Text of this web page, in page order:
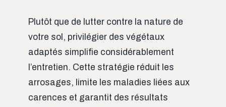
Plutôt que de lutter contre la nature de
votre sol, privilégier des végétaux
adaptés simplifie considérablement
l’entretien. Cette stratégie réduit les
arrosages, limite les maladies liées aux
carences et garantit des résultats